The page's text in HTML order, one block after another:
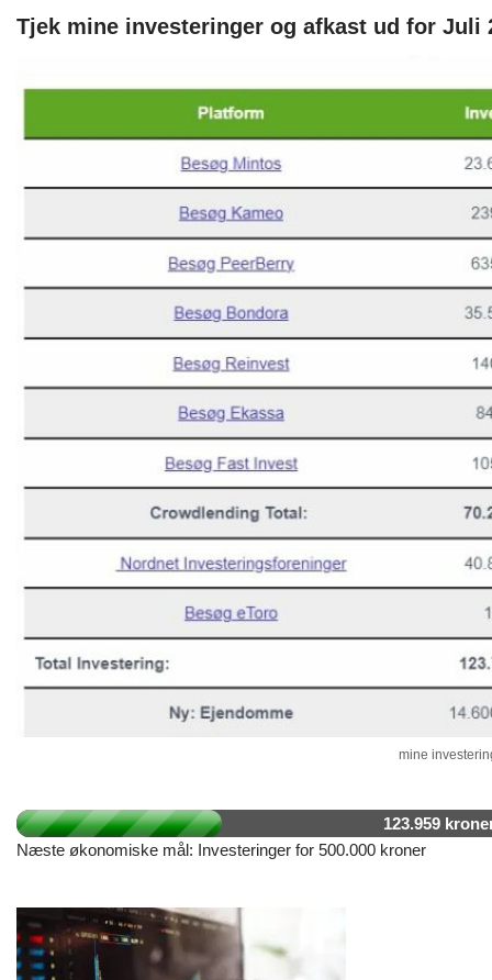
Tjek mine investeringer og afkast ud for Juli
mine
123.959
Næste økonomiske mål: Investeringer for 500.000 kroner